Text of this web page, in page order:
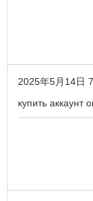
2025年5月14日
купить аккаунт